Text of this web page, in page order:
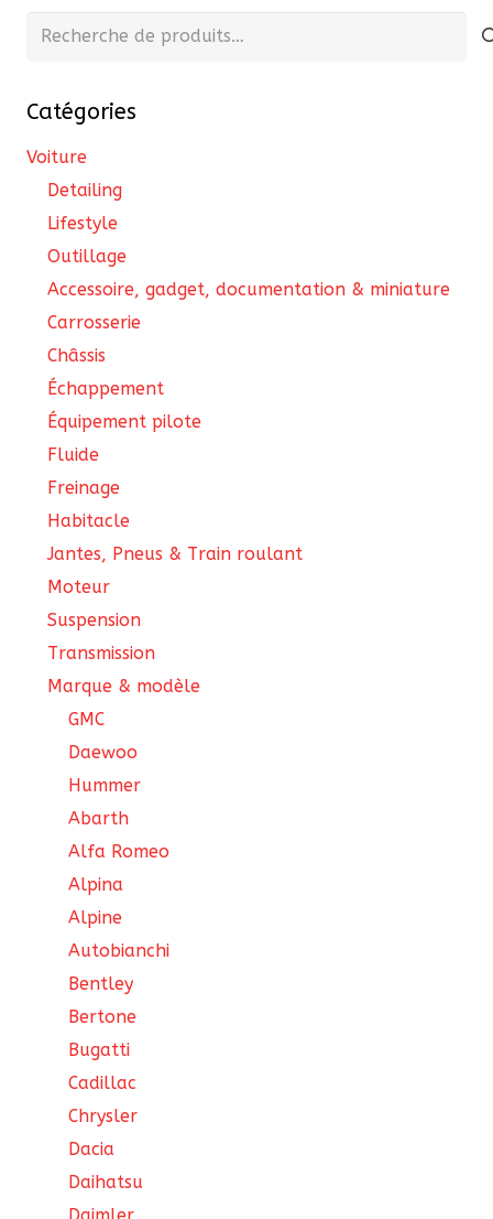
Recherche
Catégories
Voiture
Detailing
Lifestyle
Outillage
Accessoire, gadget, documentation & miniature
Carrosserie
Châssis
Échappement
Équipement pilote
Fluide
Freinage
Habitacle
Jantes, Pneus & Train roulant
Moteur
Suspension
Transmission
Marque & modèle
GMC
Daewoo
Hummer
Abarth
Alfa Romeo
Alpina
Alpine
Autobianchi
Bentley
Bertone
Bugatti
Cadillac
Chrysler
Dacia
Daihatsu